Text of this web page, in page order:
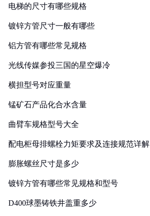
电梯的尺寸有哪些规格
镀锌方管尺寸一般有哪些
铝方管有哪些常见规格
光线传媒参投三国的星空爆冷
横担型号对应重量
锰矿石产品化合水含量
曲臂车规格型号大全
配电柜母排螺栓力矩要求及连接规范详解
膨胀螺丝尺寸是多少
镀锌方管有哪些常见规格和型号
D400球墨铸铁井盖重多少